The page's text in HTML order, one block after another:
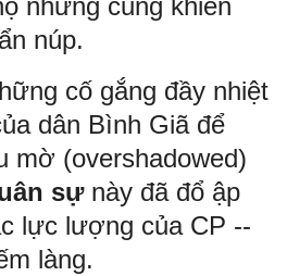
nhưng cũng khiến
núp.
cố gắng đầy nhiệt
dân Bình Giã để
mờ (overshadowed)
sựnày đã đổ ập
lực lượng của CP --
làng.